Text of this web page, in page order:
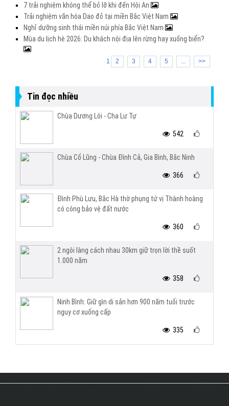
7 trải nghiệm không thể bỏ lỡ khi đến Hội An
Trải nghiệm văn hóa Dao đỏ tại miền Bắc Việt Nam
Nghỉ dưỡng sinh thái miền núi phía Bắc Việt Nam
Mùa du lịch hè 2026: Du khách nội địa lên rừng hay xuống biển?
1 2 3 4 5 ... >>
Tin đọc nhiều
Chùa Dương Lôi - Cha Lư Tự
542
Chùa Cổ Lũng - Chùa Đình Cả, Gia Bình, Bắc Ninh
366
Đình Phù Lưu, Bắc Hà thờ phụng tứ vị Thành hoàng
có công bảo vệ đất nước
360
2 ngôi làng cách nhau 30km giữ trọn lời thề suốt
1.000 năm
358
Ninh Bình: Giữ gìn di sản hơn 900 năm tuổi trước
nguy cơ xuống cấp
335